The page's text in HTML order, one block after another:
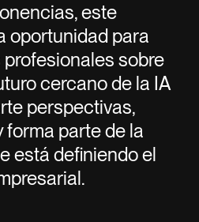
este
oportunidad para
sobre
cercano de la IA
perspectivas,
parte de la
está definiendo el